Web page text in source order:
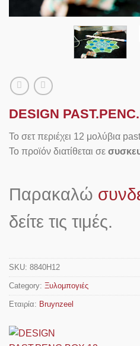
DESIGN
Το σετ περιέχει 12 μολύβια
Το προϊόν διατίθεται σε
Παρακαλώ
δείτε τις τιμές.
SKU: 8840H12
Category: Ξυλομπογιές
Εταιρία: Bruynzeel